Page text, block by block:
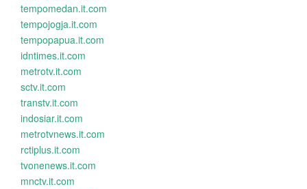
tempomedan.it.com
tempojogja.it.com
tempopapua.it.com
idntimes.it.com
metrotv.it.com
sctv.it.com
transtv.it.com
indosiar.it.com
metrotvnews.it.com
rctiplus.it.com
tvonenews.it.com
mnctv.it.com